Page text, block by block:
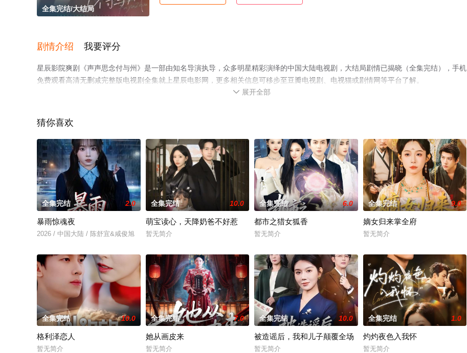
全集完结/大结局
剧情介绍 我要评分
星辰影院爽剧《声声思念付与州》是一部由知名导演执导，众多明星精彩演绎的中国大陆电视剧，大结局剧情已揭晓（全集完结），手机
免费观看高清无删减完整版电视剧全集就上星辰电影网，更多相关信息可移步至豆瓣电视剧、电视猫或剧情网等平台了解。
 展开全部
猜你喜欢
全集完结 2.0
暴雨惊魂夜
2026 / 中国大陆 / 陈舒宜&咸俊旭
全集完结 10.0
萌宝读心，天降奶爸不好惹
暂无简介
全集完结 6.0
都市之猎女狐香
暂无简介
全集完结 9.0
嫡女归来掌全府
暂无简介
全集完结 10.0
格利泽恋人
暂无简介
全集完结 7.0
她从画皮来
暂无简介
全集完结 10.0
被造谣后，我和儿子颠覆全场
暂无简介
全集完结 1.0
灼灼夜色入我怀
暂无简介